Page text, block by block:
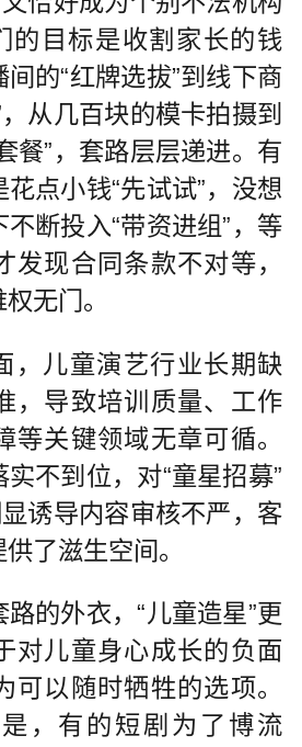
的目标是收割家长的钱
的“红牌选拔”到线下商
从几百块的模卡拍摄到
餐”，套路层层递进。有
点小钱“先试试”，没想
断投入“带资进组”，等
发现合同条款不对等，
无门。
，儿童演艺行业长期缺
，导致培训质量、工作
等关键领域无章可循。
不到位，对“童星招募”
诱导内容审核不严，客
了滋生空间。
的外衣，“儿童造星”更
对儿童身心成长的负面
可以随时牺牲的选项。
，有的短剧为了博流